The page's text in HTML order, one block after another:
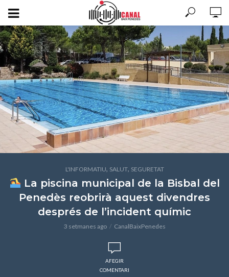
L'INFORMATIU, SALUT, SEGURETAT
La piscina municipal de la Bisbal del
Penedès reobrirà aquest divendres
després de l’incident químic
3 setmanes ago CanalBaixPenedes
AFEGIR
COMENTARI